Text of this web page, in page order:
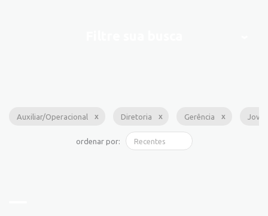
Auxiliar/Operacional Diretoria Gerência
ordenar por: